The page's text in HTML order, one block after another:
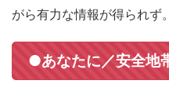
がら有力な情報が得られず。
●あなたに／安全地